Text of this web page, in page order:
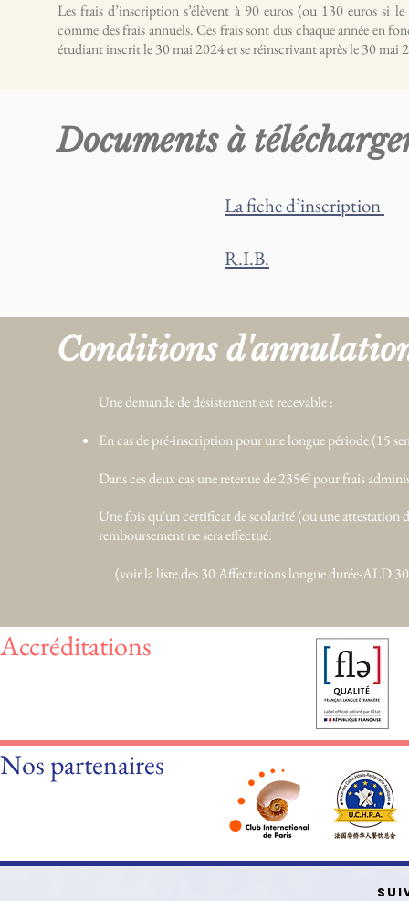
Les frais d’inscription s’élèvent à 90 euros (ou 130 euros si
comme des frais annuels. Ces frais sont dus chaque année en
étudiant inscrit le 30 mai 2024 et se réinscrivant après le 30 mai
Conditions
Une demande de désistement est recevable :
En cas de pré-inscription pour une longue période (15
Dans ces deux cas une retenue de 235€ pour frais
Une fois qu'un certificat de scolarité (ou une
remboursement ne sera effectué.
(voir la liste des 30 Affectations longue durée-ALD
Documents à
La fiche d’inscription
R.I.B.
Accréditations
Nos partenaires